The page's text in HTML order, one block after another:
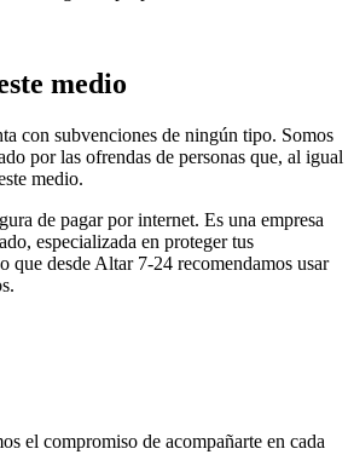
medio
con subvenciones de ningún tipo. Somos
por las ofrendas de personas que, al igual
medio.
de pagar por internet. Es una empresa
especializada en proteger tus
que desde Altar 7-24 recomendamos usar
el compromiso de acompañarte en cada